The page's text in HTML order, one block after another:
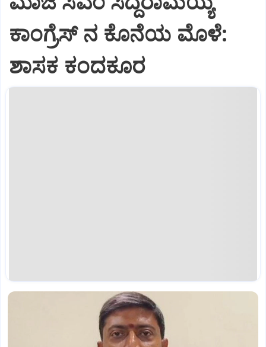
ಕಾಂಗ್ರೆಸ್ ನ‌‌ ಕೊನೆ‌ಯ ಮೊಳೆ:
ಶಾಸಕ ಕಂದಕೂರ